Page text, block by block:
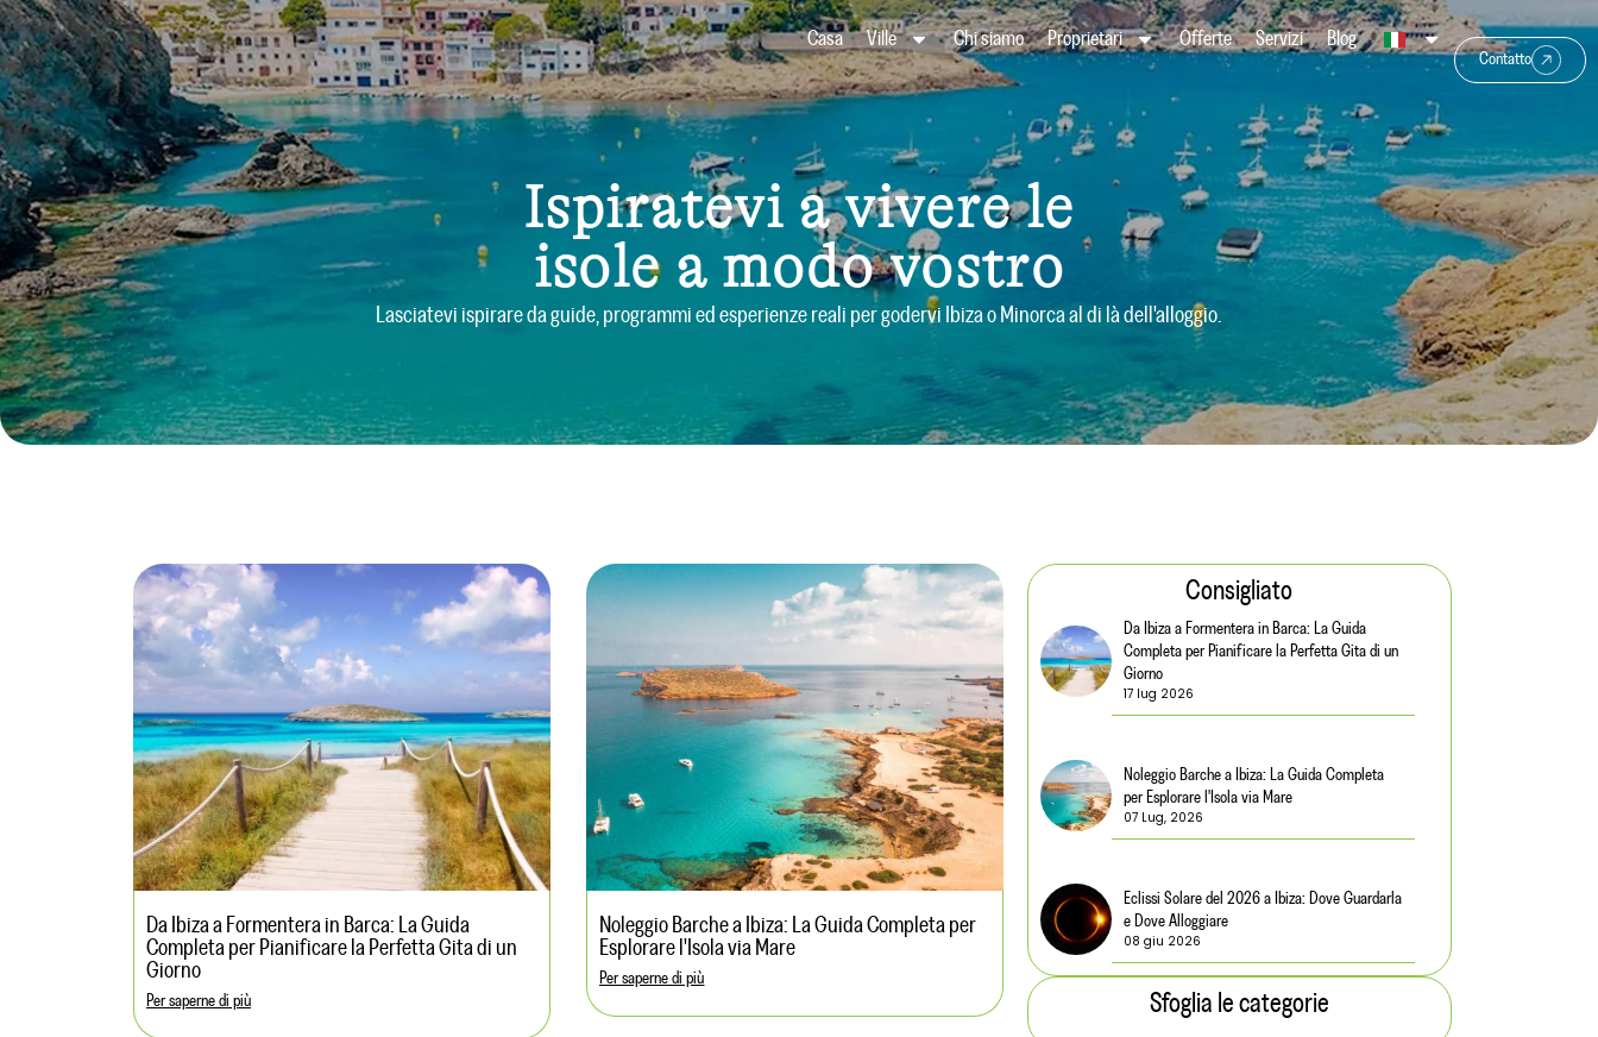
Casa Ville Chi siamo Proprietari Offerte Servizi Blog
Contatto
Ispiratevi a vivere le
isole a modo vostro
Lasciatevi ispirare da guide, programmi ed esperienze reali per godervi Ibiza o Minorca al di là dell'alloggio.
Da Ibiza a Formentera in Barca: La Guida
Completa per Pianificare la Perfetta Gita di un
Giorno
Per saperne di più
Noleggio Barche a Ibiza: La Guida Completa per
Esplorare l'Isola via Mare
Per saperne di più
Consigliato
Da Ibiza a Formentera in Barca: La Guida
Completa per Pianificare la Perfetta Gita di un
Giorno
17 lug 2026
Noleggio Barche a Ibiza: La Guida Completa
per Esplorare l'Isola via Mare
07 Lug, 2026
Eclissi Solare del 2026 a Ibiza: Dove Guardarla
e Dove Alloggiare
08 giu 2026
Sfoglia le categorie